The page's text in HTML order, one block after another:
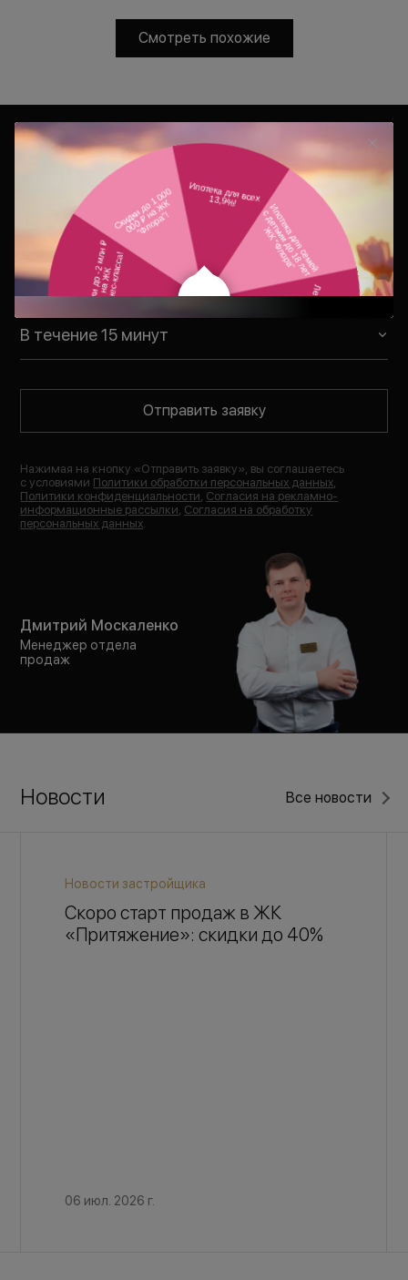
Смотреть похожие
Консультация
Ваш персональный менеджер
свяжется с Вами в удобное для Вас
В течение 15 минут
Отправить заявку
Нажимая на кнопку «Отправить заявку», вы соглашаетесь
с условиями Политики обработки персональных данных
Политики конфиденциальности Согласия на рекламно-
информационные рассылки Согласия на обработку
персональных данных
Дмитрий Москаленко
Менеджер отдела
продаж
Новости Все новости
Новости застройщика
Скоро старт продаж в ЖК
«Притяжение»: скидки до 40%
06 июл. 2026 г.